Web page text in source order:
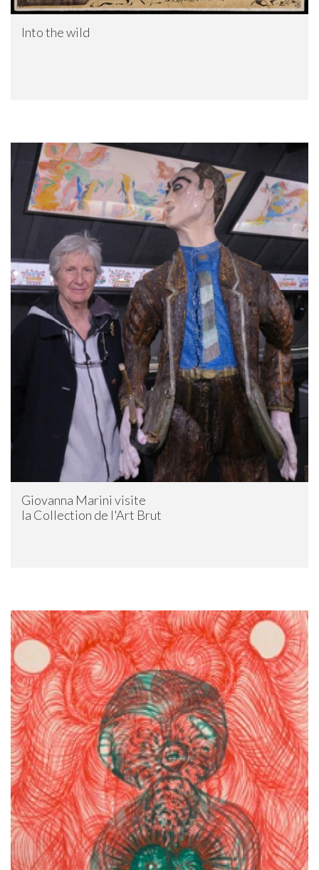
Into the wild
Giovanna Marini visite
la Collection de l'Art Brut